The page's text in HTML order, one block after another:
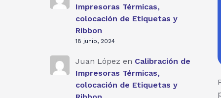
Impresoras Térmicas,
colocación de Etiquetas y
Ribbon
18 junio, 2024
Juan López en Calibración de
Impresoras Térmicas,
colocación de Etiquetas y